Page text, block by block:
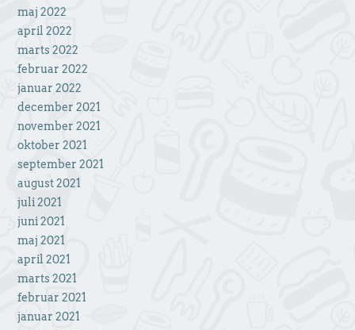
maj 2022
april 2022
marts 2022
februar 2022
januar 2022
december 2021
november 2021
oktober 2021
september 2021
august 2021
juli 2021
juni 2021
maj 2021
april 2021
marts 2021
februar 2021
januar 2021